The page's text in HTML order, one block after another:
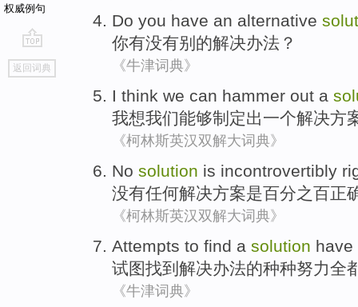
权威例句
go
top
返回词典
Do you have an alternative
你有没有别的解决办法 ？
《牛津词典》
I think we can hammer out a
我想我们能够制定出一个解决方
《柯林斯英汉双解大词典》
No solution is incontrovertibly
没有任何解决方案是百分之百正
《柯林斯英汉双解大词典》
Attempts to find a solution have
试图找到 解决办法的种种努力全
《牛津词典》